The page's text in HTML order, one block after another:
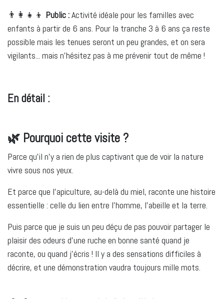
👨‍👩‍👧‍👦 Public :Activité idéale pour les familles avec
enfants à partir de 6 ans. Pour la tranche 3 à 6 ans ça reste
possible mais les tenues seront un peu grandes, et on sera
vigilants... mais n'hésitez pas à me prévenir tout de même !
En détail :
🌿 Pourquoi cette visite ?
Parce qu’il n’y a rien de plus captivant que de voir la nature
vivre sous nos yeux.
Et parce que l’apiculture, au-delà du miel, raconte une histoire
essentielle : celle du lien entre l’homme, l’abeille et la terre.
Puis parce que je suis un peu déçu de pas pouvoir partager le
plaisir des odeurs d'une ruche en bonne santé quand je
raconte, ou quand j'écris ! Il y a des sensations difficiles à
décrire, et une démonstration vaudra toujours mille mots.